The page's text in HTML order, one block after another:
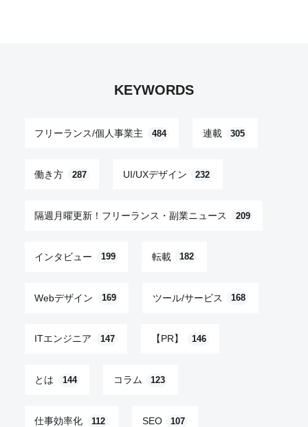
KEYWORDS
フリーランス/個人事業主 484 連載 305
働き方 287 UI/UXデザイン 232
隔週月曜更新！フリーランス・副業ニュース 209
インタビュー 199 転載 182
Webデザイン 169 ツール/サービス 168
ITエンジニア 147 【PR】 146
とは 144 コラム 123
仕事効率化 112 SEO 107